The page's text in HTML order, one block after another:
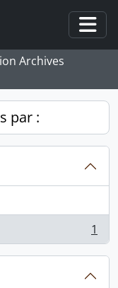
Archives
par :
1